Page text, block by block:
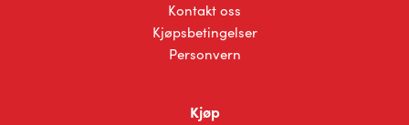
Kontakt oss
Kjøpsbetingelser
Personvern
Kjøp